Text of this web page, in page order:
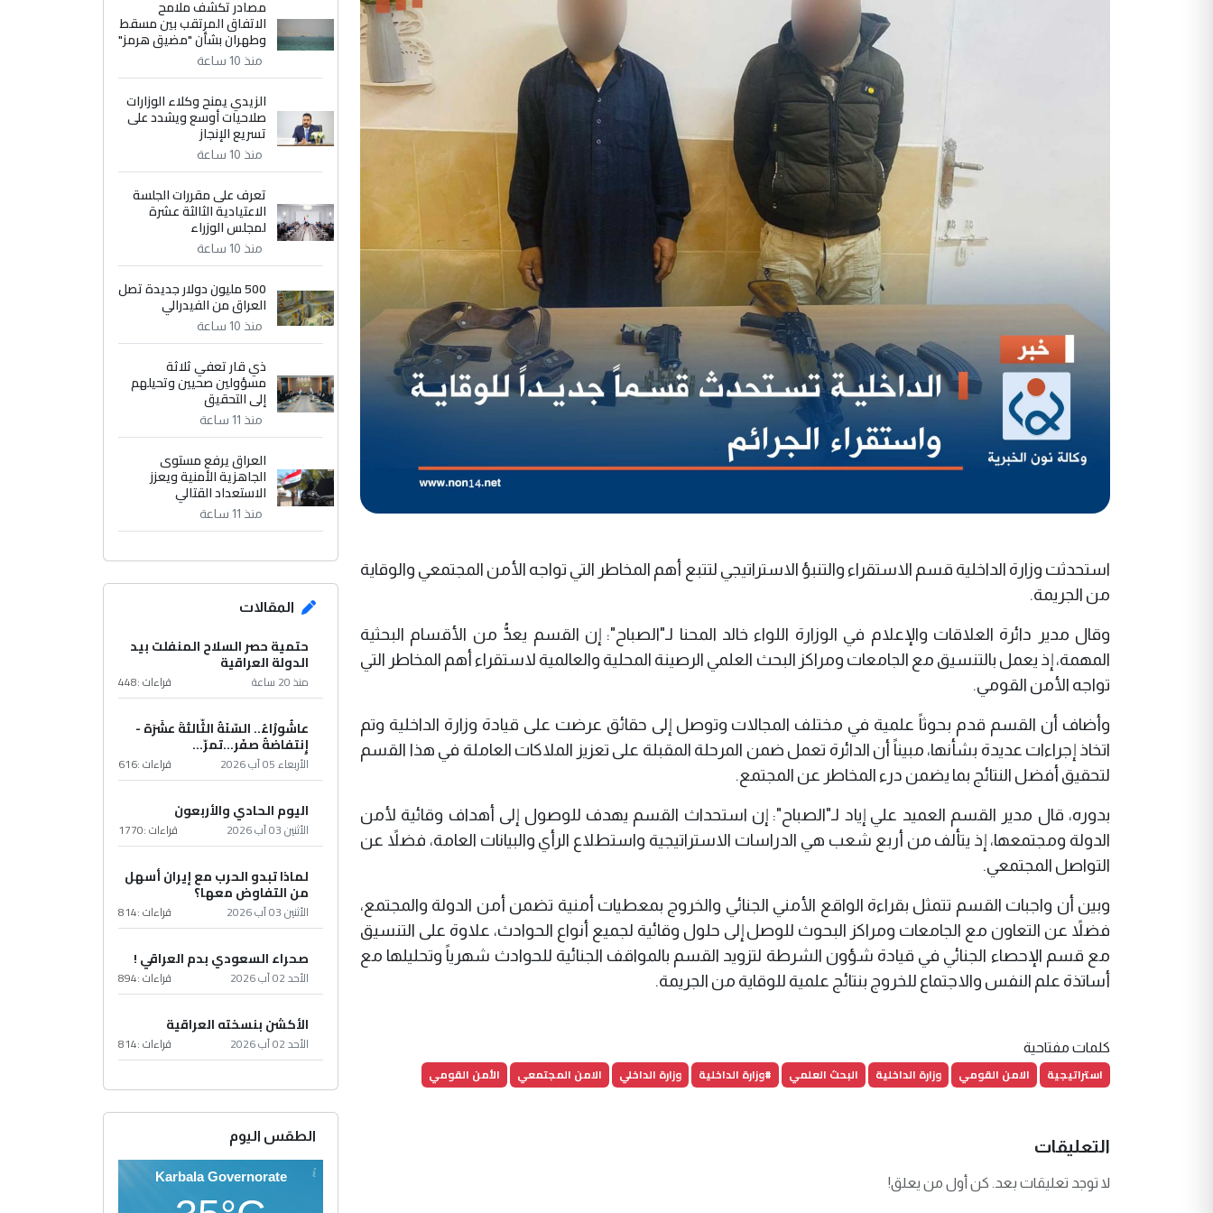
استحدثت وزارة الداخلية قسم الاستقراء والتنبؤ الاستراتيجي لتتبع أهم المخاطر التي تواجه الأمن المجتمعي والوقاية
من الجريمة.
وقال مدير دائرة العلاقات والإعلام في الوزارة اللواء خالد المحنا لـ"الصباح": إن القسم يعدُّ من الأقسام البحثية
المهمة، إذ يعمل بالتنسيق مع الجامعات ومراكز البحث العلمي الرصينة المحلية والعالمية لاستقراء أهم المخاطر التي
تواجه الأمن القومي.
وأضاف أن القسم قدم بحوثاً علمية في مختلف المجالات وتوصل إلى حقائق عرضت على قيادة وزارة الداخلية وتم
اتخاذ إجراءات عديدة بشأنها، مبيناً أن الدائرة تعمل ضمن المرحلة المقبلة على تعزيز الملاكات العاملة في هذا القسم
لتحقيق أفضل النتائج بما يضمن درء المخاطر عن المجتمع.
بدوره، قال مدير القسم العميد علي إياد لـ"الصباح": إن استحداث القسم يهدف للوصول إلى أهداف وقائية لأمن
الدولة ومجتمعها، إذ يتألف من أربع شعب هي الدراسات الاستراتيجية واستطلاع الرأي والبيانات العامة، فضلاً عن
التواصل المجتمعي.
وبين أن واجبات القسم تتمثل بقراءة الواقع الأمني الجنائي والخروج بمعطيات أمنية تضمن أمن الدولة والمجتمع،
فضلاً عن التعاون مع الجامعات ومراكز البحوث للوصل إلى حلول وقائية لجميع أنواع الحوادث، علاوة على التنسيق
مع قسم الإحصاء الجنائي في قيادة شؤون الشرطة لتزويد القسم بالمواقف الجنائية للحوادث شهرياً وتحليلها مع
أساتذة علم النفس والاجتماع للخروج بنتائج علمية للوقاية من الجريمة.
كلمات مفتاحية
استراتيجية الامن القومي وزارة الداخلية البحث العلمي #وزارة الداخلية وزارة الداخلي الامن المجتمعي الأمن القومي
التعليقات
لا توجد تعليقات بعد. كن أول من يعلق!
مصادر تكشف ملامح
الاتفاق المرتقب بين مسقط
وطهران بشأن "مضيق هرمز"
منذ 10 ساعة
الزيدي يمنح وكلاء الوزارات
صلاحيات أوسع ويشدد على
تسريع الإنجاز
منذ 10 ساعة
تعرف على مقررات الجلسة
الاعتيادية الثالثة عشرة
لمجلس الوزراء
منذ 10 ساعة
500 مليون دولار جديدة تصل
العراق من الفيدرالي
منذ 10 ساعة
ذي قار تعفي ثلاثة
مسؤولين صحيين وتحيلهم
إلى التحقيق
منذ 11 ساعة
العراق يرفع مستوى
الجاهزية الأمنية ويعزز
الاستعداد القتالي
منذ 11 ساعة
المقالات
حتمية حصر السلاح المنفلت بيد
الدولة العراقية
منذ 20 ساعة قراءات :448
عاشُورْاءُ.. السّنَةُ الثّالثةَ عشَرَة -
إِنتفاضةُ صفَر…تمرّ...
الأربعاء 05 آب 2026 قراءات :616
اليوم الحادي والأربعون
الأثنين 03 آب 2026 قراءات :1770
لماذا تبدو الحرب مع إيران أسهل
من التفاوض معها؟
الأثنين 03 آب 2026 قراءات :814
صحراء السعودي بدم العراقي !
الأحد 02 آب 2026 قراءات :894
الأكشن بنسخته العراقية
الأحد 02 آب 2026 قراءات :814
الطقس اليوم
Karbala Governorate